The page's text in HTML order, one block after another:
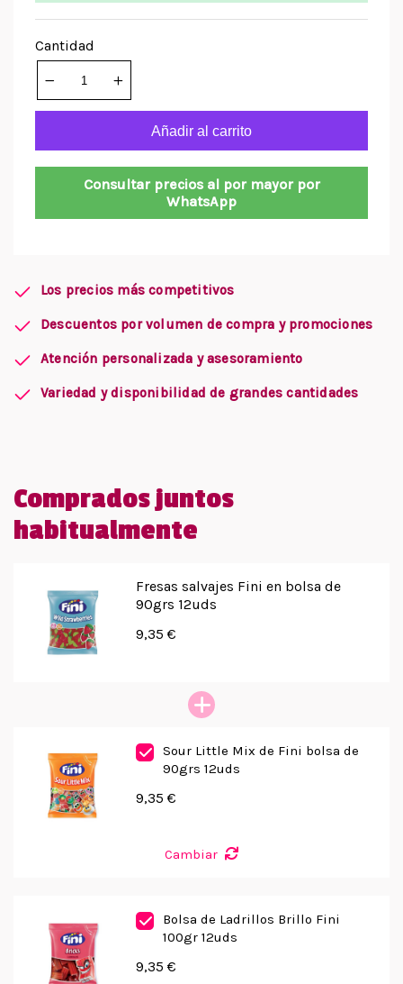
Cantidad
Añadir al carrito
Consultar precios al por mayor por
WhatsApp
Los precios más competitivos
Descuentos por volumen de compra y promociones
Atención personalizada y asesoramiento
Variedad y disponibilidad de grandes cantidades
Comprados juntos
habitualmente
Fresas salvajes Fini en bolsa de
90grs 12uds
9,35 €
Sour Little Mix de Fini bolsa de
90grs 12uds
9,35 €
Cambiar
Bolsa de Ladrillos Brillo Fini
100gr 12uds
9,35 €